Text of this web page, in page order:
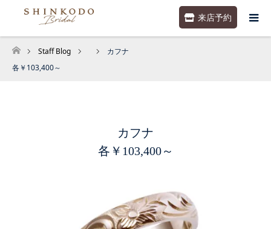
来店予約
ホーム
Staff Blog
カフナ
各￥103,400～
カフナ
各￥103,400～